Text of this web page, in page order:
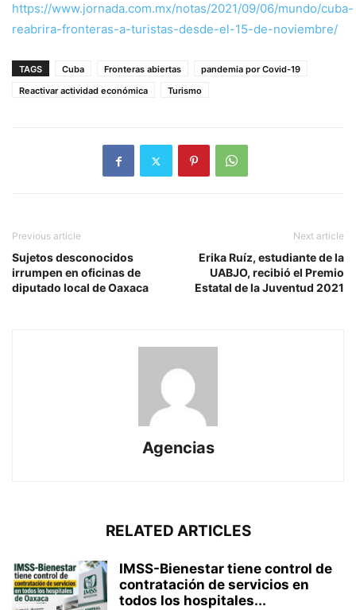
https://www.jornada.com.mx/notas/2021/09/06/mundo/cuba-
reabrira-fronteras-a-turistas-desde-el-15-de-noviembre/
TAGS Cuba Fronteras abiertas
pandemia por Covid-19
Reactivar actividad económica
Turismo
Previous article
Sujetos desconocidos
irrumpen en oficinas de
diputado local de Oaxaca
Next article
Erika Ruíz, estudiante de la
UABJO, recibió el Premio
Estatal de la Juventud 2021
Agencias
RELATED ARTICLES
IMSS-Bienestar tiene control de
contratación de servicios en
todos los hospitales...